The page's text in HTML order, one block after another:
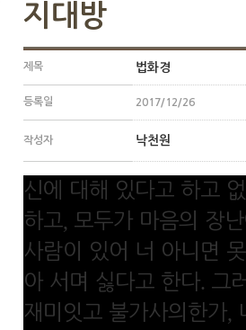
지대방
제목 법화경
등록일 2017/12/26
작성자 낙천원
신에 대해 있다고 하고
하고, 모두가 마음의 장
사람이 있어 너 아니면
아 서며 싫다고 한다. 그
재미잇고 불가사의한가,